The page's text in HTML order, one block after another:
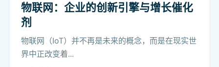
物联网：企业的创新引擎与增长催化
剂
物联网（IoT）并不再是未来的概念，而是在现实世
界中正改变着...